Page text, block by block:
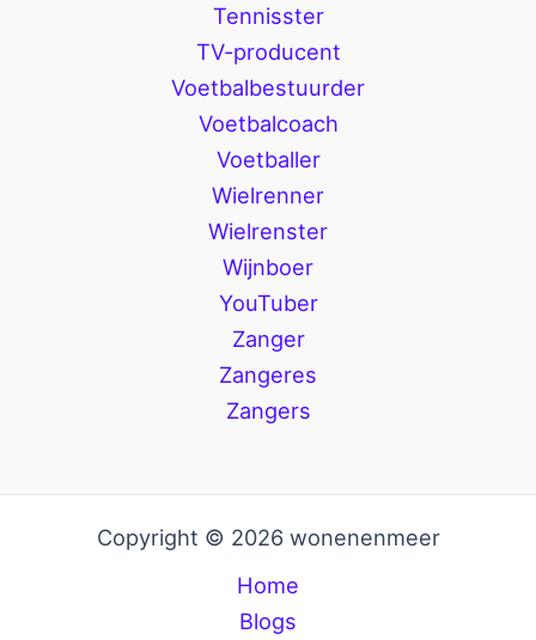
Tennisster
TV-producent
Voetbalbestuurder
Voetbalcoach
Voetballer
Wielrenner
Wielrenster
Wijnboer
YouTuber
Zanger
Zangeres
Zangers
Copyright © 2026 wonenenmeer
Home
Blogs